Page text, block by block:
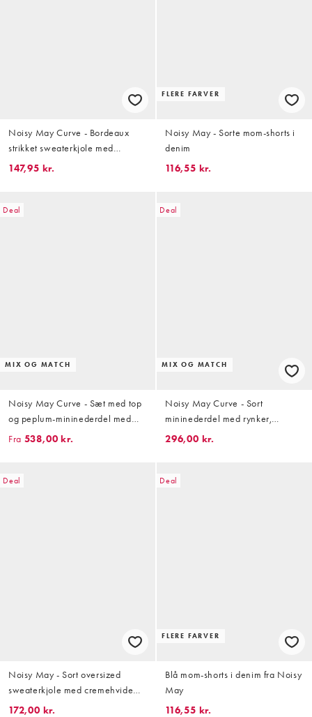
Noisy May Curve - Bordeaux
strikket sweaterkjole med
bindetalje og høj hals
147,95 kr.
FLERE FARVER
Noisy May - Sorte mom-shorts i
denim
116,55 kr.
Deal
MIX OG MATCH
Noisy May Curve - Sæt med top
og peplum-mininederdel med
rynker
Fra 538,00 kr.
Deal
MIX OG MATCH
Noisy May Curve - Sort
mininederdel med rynker,
peplumkant og polkaprikker -
296,00 kr.
Deal
Noisy May - Sort oversized
sweaterkjole med cremehvide
striber i strik
172,00 kr.
Deal
FLERE FARVER
Blå mom-shorts i denim fra Noisy
May
116,55 kr.